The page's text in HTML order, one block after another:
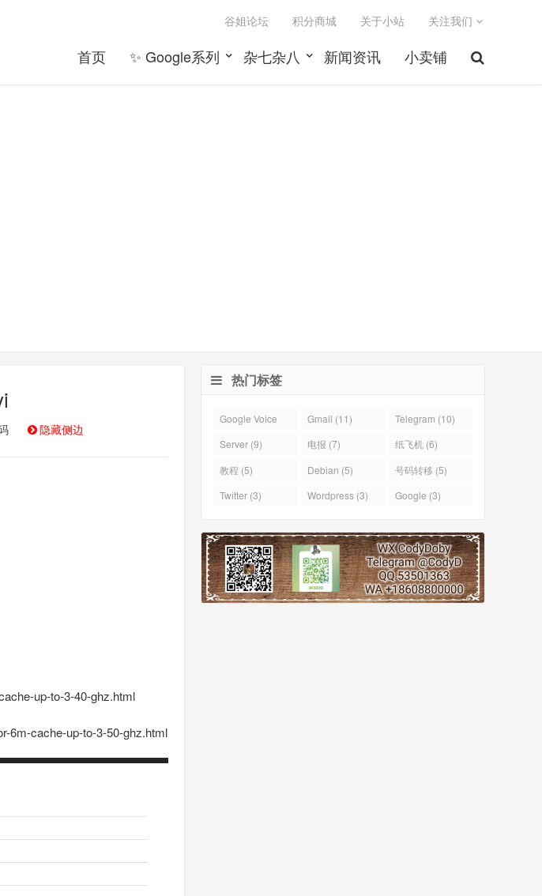
首页 ✨ Google系列 杂七杂八 新闻资讯 小卖铺
谷姐论坛 积分商城 关于小站 关注我们
隐藏侧边
up-to-3-40-ghz.html
6m-cache-up-to-3-50-ghz.html
热门标签
Google Voice
(43)
Gmail (11)
Telegram (10)
Server (9)
电报 (7)
纸飞机 (6)
教程 (5)
Debian (5)
号码转移 (5)
Twitter (3)
Wordpress (3) Google (3)